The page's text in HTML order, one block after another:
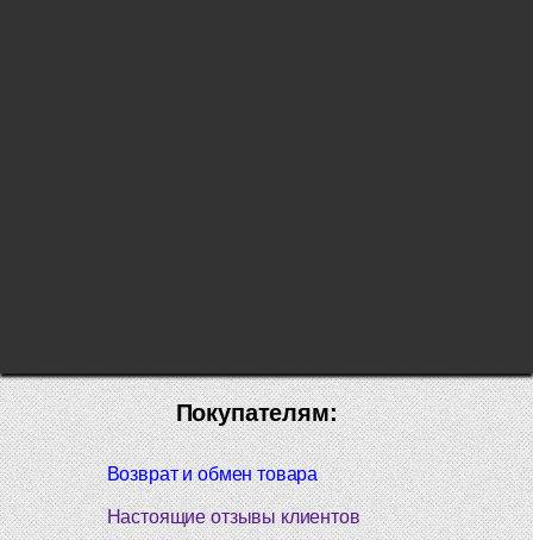
Покупателям:
Возврат и обмен товара
Настоящие отзывы клиентов